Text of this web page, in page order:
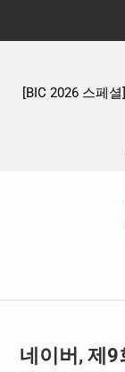
리듬
판타지 케이
네이버, 제9